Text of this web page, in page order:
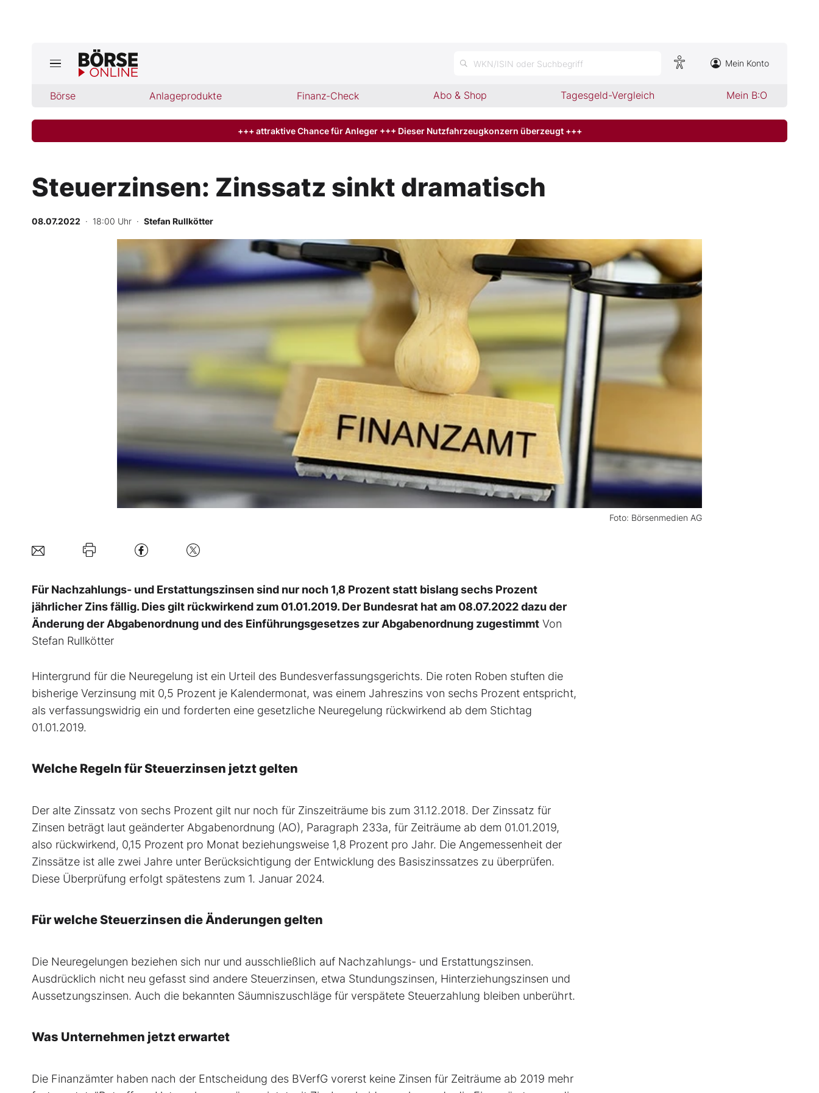
WKN/ISIN oder Suchbegriff Mein Konto
Börse Anlageprodukte Finanz-Check Abo & Shop Tagesgeld-Vergleich Mein B:O
Jetzt aktuelle Ausgabe BÖRSE ONLINE lesen
Finanz-Check
Abo & Shop
BO-Musterdepots
Experten
Mein B:O
Kontakt
+++ attraktive Chance für Anleger +++ Dieser Nutzfahrzeugkonzern überzeugt +++
Steuerzinsen: Zinssatz sinkt dramatisch
08.07.2022 · 18:00 Uhr · Stefan Rullkötter
Foto: Börsenmedien AG
Für Nachzahlungs- und Erstattungszinsen sind nur noch 1,8 Prozent statt bislang sechs Prozent
jährlicher Zins fällig. Dies gilt rückwirkend zum 01.01.2019. Der Bundesrat hat am 08.07.2022 dazu der
Änderung der Abgabenordnung und des Einführungsgesetzes zur Abgabenordnung zugestimmt Von
Stefan Rullkötter
Hintergrund für die Neuregelung ist ein Urteil des Bundesverfassungsgerichts. Die roten Roben stuften die
bisherige Verzinsung mit 0,5 Prozent je Kalendermonat, was einem Jahreszins von sechs Prozent entspricht,
als verfassungswidrig ein und forderten eine gesetzliche Neuregelung rückwirkend ab dem Stichtag
01.01.2019.
Welche Regeln für Steuerzinsen jetzt gelten
Der alte Zinssatz von sechs Prozent gilt nur noch für Zinszeiträume bis zum 31.12.2018. Der Zinssatz für
Zinsen beträgt laut geänderter Abgabenordnung (AO), Paragraph 233a, für Zeiträume ab dem 01.01.2019,
also rückwirkend, 0,15 Prozent pro Monat beziehungsweise 1,8 Prozent pro Jahr. Die Angemessenheit der
Zinssätze ist alle zwei Jahre unter Berücksichtigung der Entwicklung des Basiszinssatzes zu überprüfen.
Diese Überprüfung erfolgt spätestens zum 1. Januar 2024.
Für welche Steuerzinsen die Änderungen gelten
Die Neuregelungen beziehen sich nur und ausschließlich auf Nachzahlungs- und Erstattungszinsen.
Ausdrücklich nicht neu gefasst sind andere Steuerzinsen, etwa Stundungszinsen, Hinterziehungszinsen und
Aussetzungszinsen. Auch die bekannten Säumniszuschläge für verspätete Steuerzahlung bleiben unberührt.
Was Unternehmen jetzt erwartet
Die Finanzämter haben nach der Entscheidung des BVerfG vorerst keine Zinsen für Zeiträume ab 2019 mehr